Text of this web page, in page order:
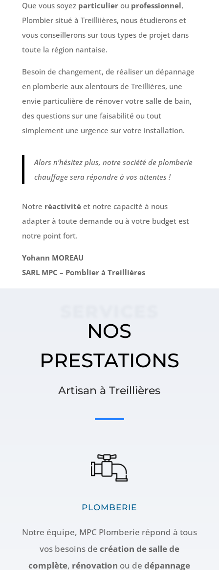
Que vous soyez particulierou professionnel,
Plombier situé à Treilliières, nous étudierons et
vous conseillerons sur tous types de projet dans
toute la région nantaise.
Besoin de changement, de réaliser un dépannage
en plomberie aux alentours de Treillières, une
envie particulière de rénover votre salle de bain,
des questions sur une faisabilité ou tout
simplement une urgence sur votre installation.
Alors n’hésitez plus, notre société de plomberie
chauffage sera répondre à vos attentes !
Notre réactivitéet notre capacité à nous
adapter à toute demande ou à votre budget est
notre point fort.
Yohann MOREAU
SARL MPC – Pomblier à Treillières
NOS
PRESTATIONS
Artisan à Treillières
PLOMBERIE
Notre équipe, MPC Plomberie répond à tous
vos besoins de création de salle de
complète, rénovation ou dedépannage